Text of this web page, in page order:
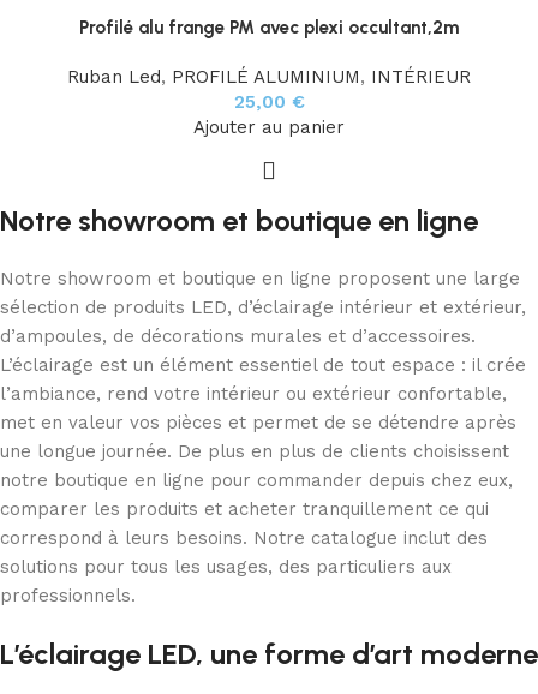
Profilé alu frange PM avec plexi occultant,2m
Ruban Led, PROFILÉ ALUMINIUM, INTÉRIEUR
25,00 €
Ajouter au panier
Notre showroom et boutique en ligne
Notre showroom et boutique en ligne proposent une large
sélection de produits LED, d’éclairage intérieur et extérieur,
d’ampoules, de décorations murales et d’accessoires.
L’éclairage est un élément essentiel de tout espace : il crée
l’ambiance, rend votre intérieur ou extérieur confortable,
met en valeur vos pièces et permet de se détendre après
une longue journée. De plus en plus de clients choisissent
notre boutique en ligne pour commander depuis chez eux,
comparer les produits et acheter tranquillement ce qui
correspond à leurs besoins. Notre catalogue inclut des
solutions pour tous les usages, des particuliers aux
professionnels.
L’éclairage LED, une forme d’art moderne